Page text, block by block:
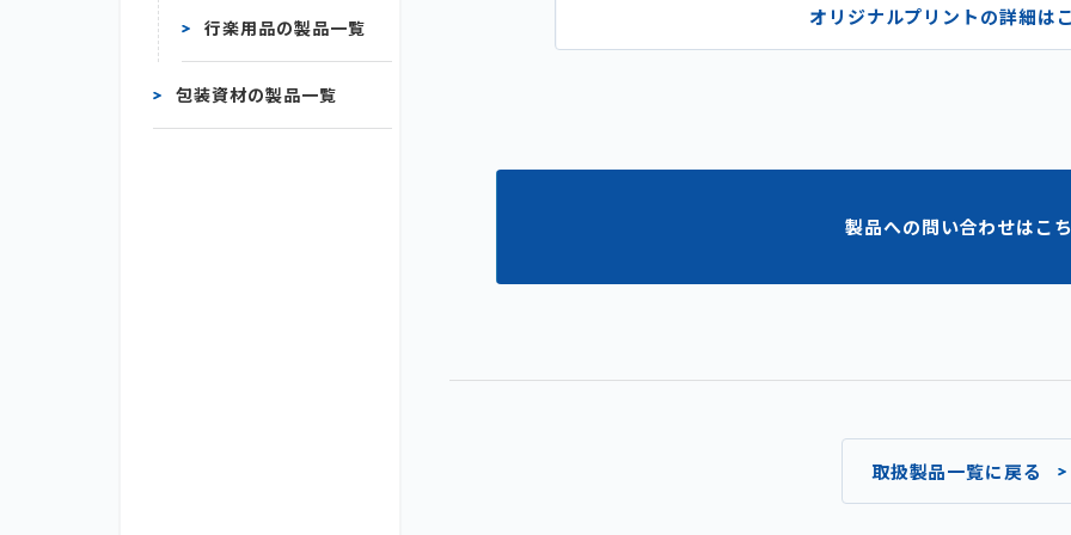
オリジナルプリントの詳細は
製品への問い合わせはこ
取扱製品一覧に戻る
行楽用品の製品一覧
包装資材の製品一覧